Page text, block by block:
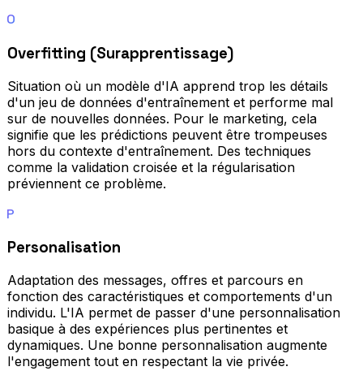
O
Overfitting (Surapprentissage)
Situation où un modèle d'IA apprend trop les détails
d'un jeu de données d'entraînement et performe mal
sur de nouvelles données. Pour le marketing, cela
signifie que les prédictions peuvent être trompeuses
hors du contexte d'entraînement. Des techniques
comme la validation croisée et la régularisation
préviennent ce problème.
P
Personalisation
Adaptation des messages, offres et parcours en
fonction des caractéristiques et comportements d'un
individu. L'IA permet de passer d'une personnalisation
basique à des expériences plus pertinentes et
dynamiques. Une bonne personnalisation augmente
l'engagement tout en respectant la vie privée.